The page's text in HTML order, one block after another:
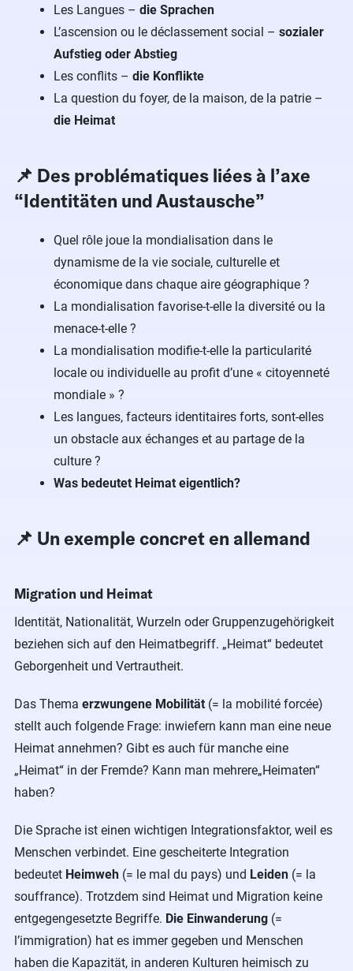
Les Langues – die Sprachen
L’ascension ou le déclassement social – sozialer
Aufstieg oder Abstieg
Les conflits – die Konflikte
La question du foyer, de la maison, de la patrie –
die Heimat
📌 Des problématiques liées à l’axe
“Identitäten und Austausche”
Quel rôle joue la mondialisation dans le
dynamisme de la vie sociale, culturelle et
économique dans chaque aire géographique ?
La mondialisation favorise-t-elle la diversité ou la
menace-t-elle ?
La mondialisation modifie-t-elle la particularité
locale ou individuelle au profit d’une « citoyenneté
mondiale » ?
Les langues, facteurs identitaires forts, sont-elles
un obstacle aux échanges et au partage de la
culture ?
Was bedeutet Heimat eigentlich?
📌 Un exemple concret en allemand
Migration und Heimat
Identität, Nationalität, Wurzeln oder Gruppenzugehörigkeit
beziehen sich auf den Heimatbegriff. „Heimat“ bedeutet
Geborgenheit und Vertrautheit.
Das Thema erzwungene Mobilität (= la mobilité forcée)
stellt auch folgende Frage: inwiefern kann man eine neue
Heimat annehmen? Gibt es auch für manche eine
„Heimat“ in der Fremde? Kann man mehrere„Heimaten“
haben?
Die Sprache ist einen wichtigen Integrationsfaktor, weil es
Menschen verbindet. Eine gescheiterte Integration
bedeutet Heimweh (= le mal du pays) und Leiden (= la
souffrance). Trotzdem sind Heimat und Migration keine
entgegengesetzte Begriffe. Die Einwanderung (=
l’immigration) hat es immer gegeben und Menschen
haben die Kapazität, in anderen Kulturen heimisch zu